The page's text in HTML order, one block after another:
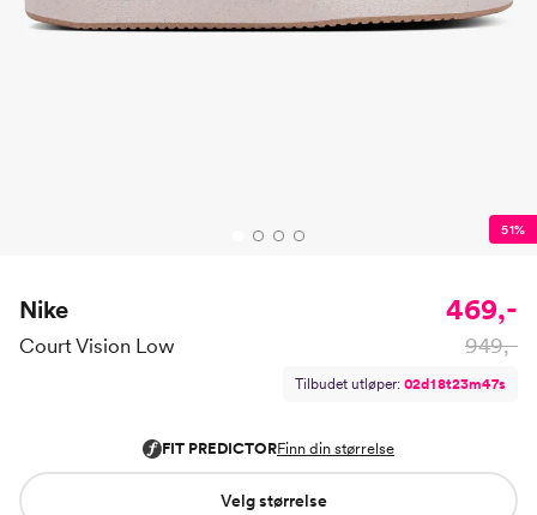
51%
Nike
Court Vision Low
469,-
949,-
Tilbudet utløper: 02d 18t23m47s
Velg størrelse